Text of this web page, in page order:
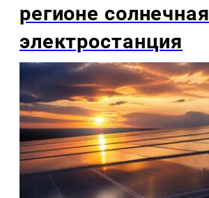
регионе солнечная
электростанция